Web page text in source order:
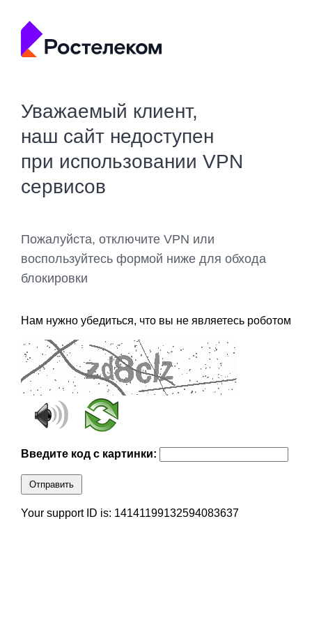
Уважаемый клиент,
наш сайт недоступен
при использовании VPN
сервисов
Пожалуйста, отключите VPN или
воспользуйтесь формой ниже для обхода
блокировки
Нам нужно убедиться, что вы не являетесь роботом
Введите код с картинки:
Отправить
Your support ID is: 14141199132594083637